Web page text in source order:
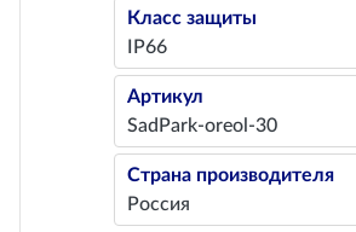
Класс защиты
IP66
Артикул
SadPark-oreol-30
Страна производителя
Россия